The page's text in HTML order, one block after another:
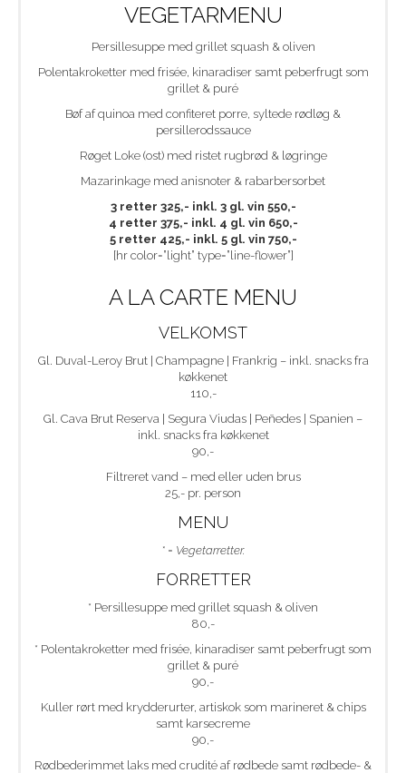
VEGETARMENU
Persillesuppe med grillet squash & oliven
Polentakroketter med frisée, kinaradiser samt peberfrugt som
grillet & puré
Bøf af quinoa med confiteret porre, syltede rødløg &
persillerodssauce
Røget Loke (ost) med ristet rugbrød & løgringe
Mazarinkage med anisnoter & rabarbersorbet
3 retter 325,- inkl. 3 gl. vin 550,-
4 retter 375,- inkl. 4 gl. vin 650,-
5 retter 425,- inkl. 5 gl. vin 750,-
[hr color=”light” type=”line-flower”]
A LA CARTE MENU
VELKOMST
Gl. Duval-Leroy Brut | Champagne | Frankrig – inkl. snacks fra
køkkenet
110,-
Gl. Cava Brut Reserva | Segura Viudas | Peñedes | Spanien –
inkl. snacks fra køkkenet
90,-
Filtreret vand – med eller uden brus
25,- pr. person
MENU
* = Vegetarretter.
FORRETTER
* Persillesuppe med grillet squash & oliven
80,-
* Polentakroketter med frisée, kinaradiser samt peberfrugt som
grillet & puré
90,-
Kuller rørt med krydderurter, artiskok som marineret & chips
samt karsecreme
90,-
Rødbederimmet laks med crudité af rødbede samt rødbede- &